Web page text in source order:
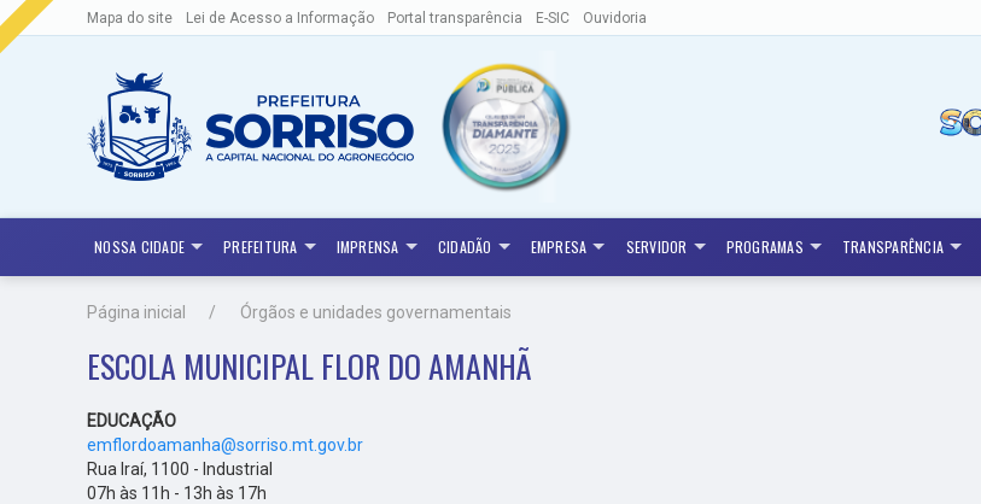
Mapa do site Lei de Acesso a Informação Portal transparência E-SIC Ouvidoria
NOSSA CIDADE PREFEITURA IMPRENSA CIDADÃO EMPRESA SERVIDOR PROGRAMAS TRANSPARÊNCIA
Página inicial Órgãos e unidades governamentais
ESCOLA MUNICIPAL FLOR DO AMANHÃ
EDUCAÇÃO
emflordoamanha@sorriso.mt.gov.br
Rua Iraí, 1100 - Industrial
07h às 11h - 13h às 17h